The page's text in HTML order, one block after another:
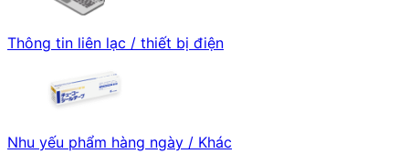
Thông tin liên lạc / thiết bị điện
Nhu yếu phẩm hàng ngày / Khác